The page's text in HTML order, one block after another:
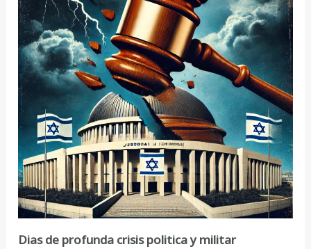
Dias de profunda crisis politica y militar